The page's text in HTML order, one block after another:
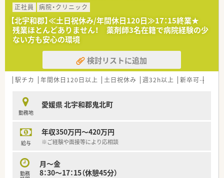
正社員
病院・クリニック
【北宇和郡】≪土日祝休み/年間休日120日≫17：15終業★
残業ほとんどありません！ 薬剤師3名在籍で病院経験の少
ない方も安心の環境
検討リストに追加
駅チカ 年間休日120日以上 土日祝休み 週32h以上 新卒可
勤務地
愛媛県 北宇和郡鬼北町
給与
年収350万円～420万円
※ご経験や面接等により応相談
勤務
月～金
8：30～17：15（休憩45分）